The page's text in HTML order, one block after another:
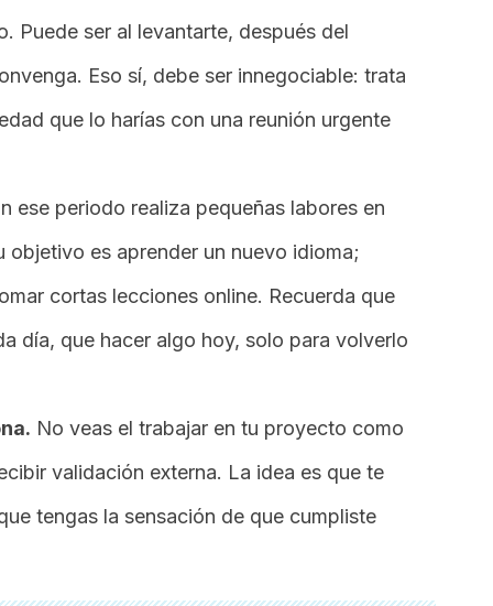
Puede ser al levantarte, después del
Eso sí, debe ser innegociable: trata
que lo harías con una reunión urgente
ese periodo realiza pequeñas labores en
objetivo es aprender un nuevo idioma;
cortas lecciones online. Recuerda que
día, que hacer algo hoy, solo para volverlo
No veas el trabajar en tu proyecto como
validación externa. La idea es que te
tengas la sensación de que cumpliste